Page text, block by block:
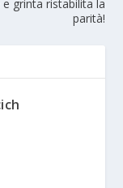
grinta ristabilita la
parità!